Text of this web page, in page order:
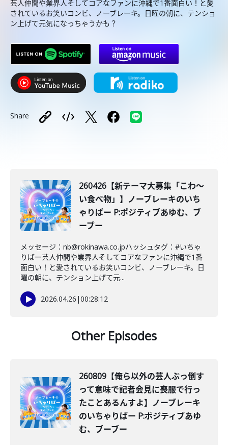
芸人仲間や業界人そしてコアなファンに沖縄で1番面白い！と愛
されているお笑いコンビ、ノーブレーキ。日曜の朝に、テンショ
ン上げて元気になっちゃうかも？
Share
260426【新テーマ大募集「こわ〜
い食べ物」】ノーブレーキのいち
ゃりばー P:ポジティブあゆむ、ブ
ーブー
メッセージ：nb@rokinawa.co.jpハッシュタグ：#いちゃ
りばー芸人仲間や業界人そしてコアなファンに沖縄で1番
面白い！と愛されているお笑いコンビ、ノーブレーキ。日
曜の朝に、テンション上げて元...
2026.04.26 |00:28:12
Other Episodes
260809【俺ら以外の芸人ぶっ倒す
って意味で記者会見に喪服で行っ
たことあるんすよ】ノーブレーキ
のいちゃりばー P:ポジティブあゆ
む、ブーブー